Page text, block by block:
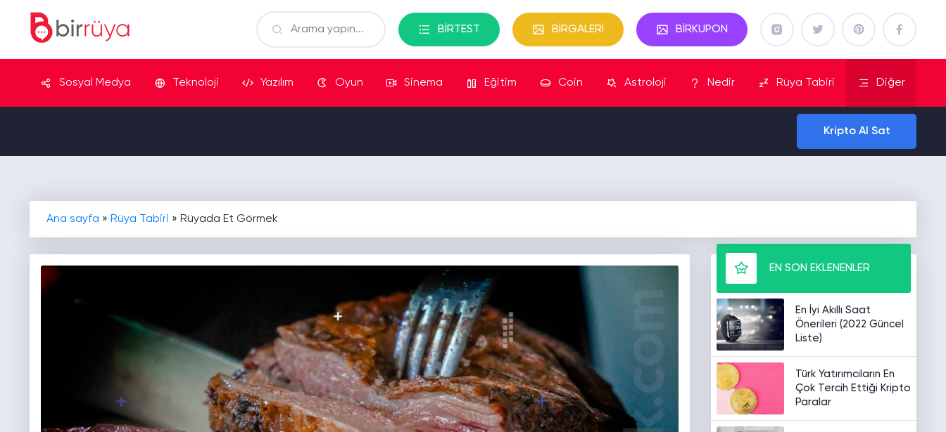
BİRTEST BİRGALERİ BİRKUPON
Sosyal Medya Teknoloji Yazılım Oyun Sinema Eğitim Coin Astroloji Nedir Rüya Tabiri Diğer
Kripto Al Sat
Ana sayfa » Rüya Tabiri » Rüyada Et Görmek
EN SON EKLENENLER
En İyi Akıllı Saat
Önerileri (2022 Güncel
Liste)
Türk Yatırımcıların En
Çok Tercih Ettiği Kripto
Paralar